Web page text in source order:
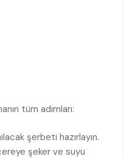
tüm adımları:
şerbeti hazırlayın.
şeker ve suyu